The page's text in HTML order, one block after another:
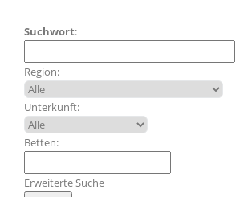
Suchwort:
Region:
Unterkunft:
Betten:
Erweiterte Suche